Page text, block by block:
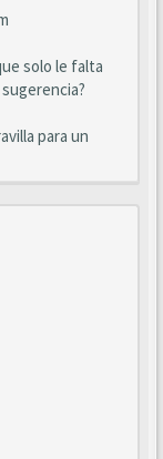
solo le falta
para un